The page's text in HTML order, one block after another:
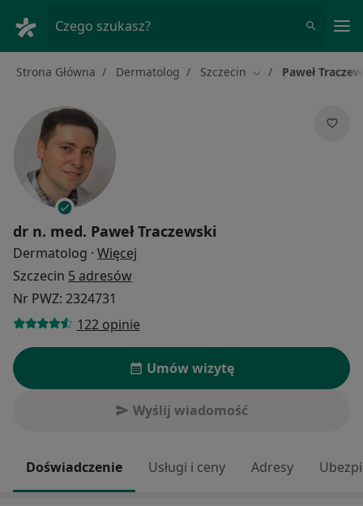
Czego szukasz?
Strona Główna Dermatolog Szczecin Zmień miasto
Paweł
dr n. med. Paweł Traczewski
Dermatolog · Więcej
Szczecin 5 adresów
Nr PWZ: 2324731
122 opinie
Umów wizytę
Wyślij wiadomość
Doświadczenie Usługi i ceny Adresy